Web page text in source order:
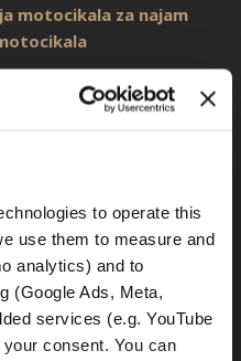
to operate this
use them to measure and
analytics) and to
(Google Ads, Meta,
services (e.g. YouTube
consent. You can
motocikala za najam
bi trebao pregledati
potrebnim dokumentima,
franšize za
ako ugovorim